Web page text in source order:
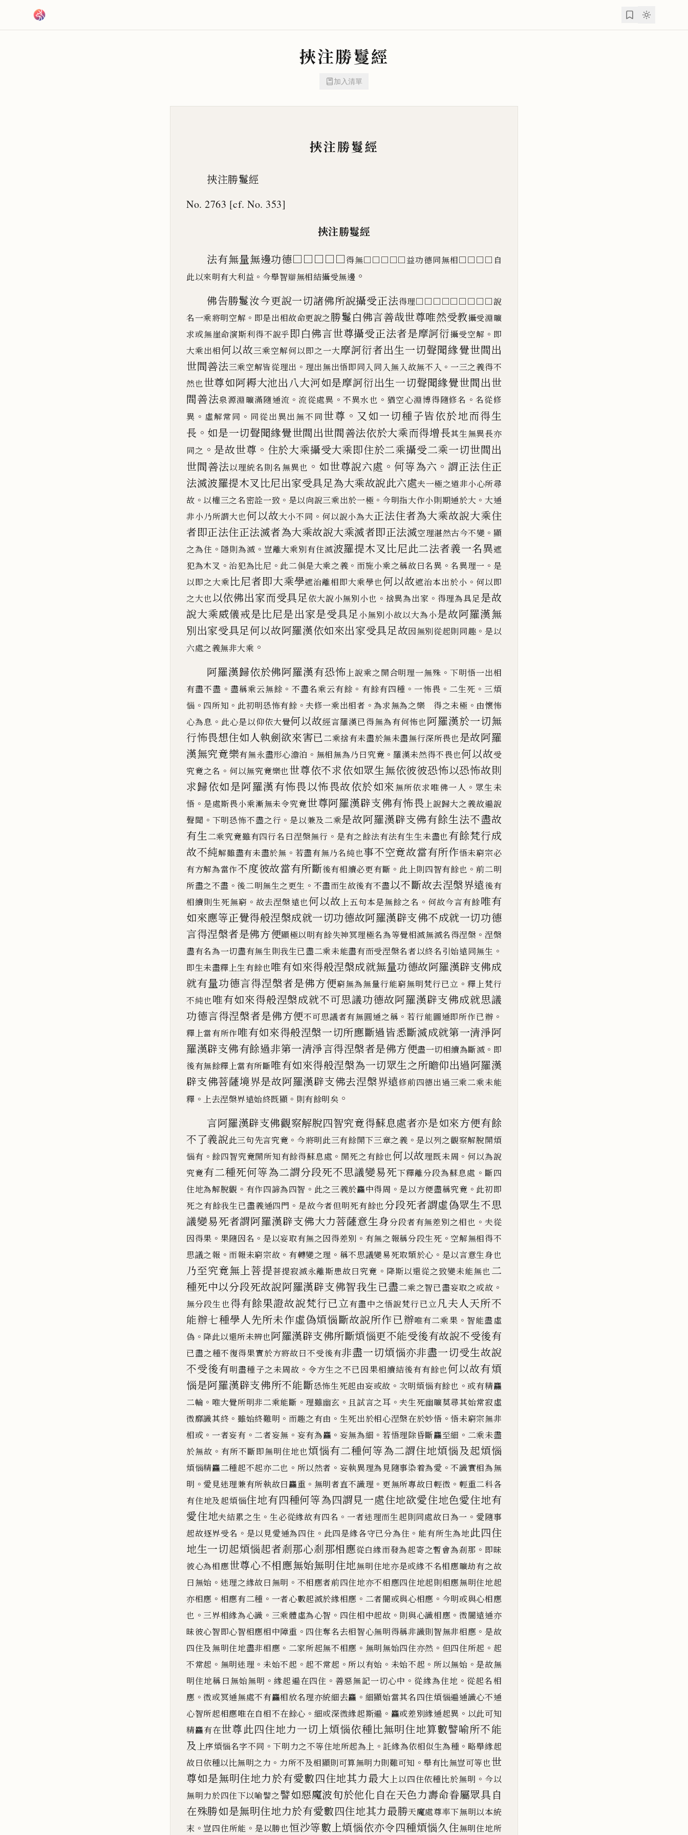
挾注勝鬘經
加入清單
挾注勝鬘經
挾注勝鬘經
No. 2763 [cf. No. 353]
挾注勝鬘經
法有無量無邊功德□□□□□得無□□□□□益功德同無相□□□□自
此以來明有大利益 。 今舉智辯無相結攝受無邊 。
佛告勝鬘汝今更說一切諸佛所說攝受正法得理□□□□□□□□□說
名一乘將明空解 。 即是出相故命更說之勝鬘白佛言善哉世尊唯然受教攝受淵曠
求或無崖命演斯利得不說乎即白佛言世尊攝受正法者是摩訶衍攝受空解 。 即
大乘出相何以故三乘空解何以即之一大摩訶衍者出生一切聲聞緣覺世間出
世間善法三乘空解皆從理出 。 理出無出悟即同入同入無入故無不入 。 一三之義得不
然也世尊如阿耨大池出八大河如是摩訶衍出生一切聲聞緣覺世間出世
間善法泉源淵曠滿隨通流 。 流從處異 。 不異水也 。猶空心淵博得隨修名 。 名從修
異 。 虛解常同 。 同從出異出無不同世尊 。 又如一切種子皆依於地而得生
長 。 如是一切聲聞緣覺世間出世間善法依於大乘而得增長其生無異長亦
同之 。 是故世尊 。 住於大乘攝受大乘即住於二乘攝受二乘一切世間出
世間善法以理統名則名無異也 。 如世尊說六處 。何等為六 。謂正法住正
法滅波羅提木叉比尼出家受具足為大乘故說此六處夫一極之道非小心所尋
故 。 以權三之名密詮一致 。 是以向說三乘出於一極 。 今明指大作小則期通於大 。 大通
非小乃所謂大也何以故大小不同 。 何以說小為大正法住者為大乘故說大乘住
者即正法住正法滅者為大乘故說大乘滅者即正法滅空理湛然古今不變 。 顯
之為住 。 隱則為滅 。 豈離大乘別有住滅波羅提木叉比尼此二法者義一名異遮
犯為木叉 。 治犯為比尼 。 此二俱是大乘之義 。而施小乘之稱故曰名異 。名異理一 。 是
以即之大乘比尼者即大乘學遮治離相即大乘學也何以故遮治本出於小 。 何以即
之大也以依佛出家而受具足依大說小無別小也 。 捨異為出家 。 得理為具足是故
說大乘威儀戒是比尼是出家是受具足小無別小故以大為小是故阿羅漢無
別出家受具足何以故阿羅漢依如來出家受具足故因無別從起則同趣 。 是以
六處之義無非大乘 。
阿羅漢歸依於佛阿羅漢有恐怖 上說乘之開合明理一無殊 。 下明悟一出相
有盡不盡 。 盡稱乘云無餘 。 不盡名乘云有餘 。 有餘有四種 。 一怖畏 。 二生死 。三煩
惱 。 四所知 。 此初明恐怖有餘 。夫修一乘出相者 。為求無為之樂 得之未極 。 由懷怖
心為息 。 此心是以仰依大覺何以故經言羅漢已得無為有何怖也阿羅漢於一切無
行怖畏想住如人執劍欲來害已二乘捨有未盡於無未盡無行深所畏也是故阿羅
漢無究竟樂有無永盡形心澹泊 。 無相無為乃曰究竟 。 羅漢未然得不畏也何以故受
究竟之名 。 何以無究竟樂也世尊依不求依如眾生無依彼彼恐怖以恐怖故則
求歸依如是阿羅漢有怖畏以怖畏故依於如來無所依求唯佛一人 。 眾生未
悟 。 是處斯畏小乘漸無未令究竟世尊阿羅漢辟支佛有怖畏 上說歸大之義故遍說
聲聞 。 下明恐怖不盡之行 。是以兼及二乘是故阿羅漢辟支佛有餘生法不盡故
有生二乘究竟雖有四行名曰涅槃無行 。 是有之餘法有法有生生未盡也有餘梵行成
故不純解雖盡有未盡於無 。 若盡有無乃名純也事不空竟故當有所作悟未窮宗必
有方解為當作不度彼故當有所斷後有相續必更有斷 。 此上則四智有餘也 。前二明
所盡之不盡 。 後二明無生之更生 。 不盡而生故後有不盡以不斷故去涅槃界遠後有
相續則生死無窮 。故去涅槃遠也何以故 上五句本是無餘之名 。 何故今言有餘唯有
如來應等正覺得般涅槃成就一切功德故阿羅漢辟支佛不成就一切功德
言得涅槃者是佛方便顯極以明有餘失神冥理極名為等覺相滅無滅名得涅槃 。 涅槃
盡有名為一切盡有無生則我生已盡二乘未能盡有而受涅槃名者以終名引始遠同無生 。
即生未盡釋上生有餘也唯有如來得般涅槃成就無量功德故阿羅漢辟支佛成
就有量功德言得涅槃者是佛方便窮無為無量行能窮無明梵行已立 。 釋上梵行
不純也唯有如來得般涅槃成就不可思議功德故阿羅漢辟支佛成就思議
功德言得涅槃者是佛方便不可思議者有無圓通之稱 。若行能圖通即所作已辦 。
釋 上當有所作唯有如來得般涅槃一切所應斷過皆悉斷滅成就第一清淨阿
羅漢辟支佛有餘過非第一清淨言得涅槃者是佛方便盡一切相續為斷滅 。 即
後有無餘釋上當有所斷唯有如來得般涅槃為一切眾生之所瞻仰出過阿羅漢
辟支佛菩薩境界是故阿羅漢辟支佛去涅槃界遠修前四德出過三乘二乘未能
釋 。 上去涅槃界遠始終既顯 。 則有餘明矣 。
言阿羅漢辟支佛觀察解脫四智究竟得蘇息處者亦是如來方便有餘
不了義說此三句先言究竟 。 今將明此三有餘開下三章之義 。是以列之觀察解脫開煩
惱有 。 餘四智究竟開所知有餘得蘇息處 。 開死之有餘也何以故理既未周 。 何以為說
究竟有二種死何等為二謂分段死不思議變易死下釋離分段為蘇息處 。 斷四
住地為解脫觀 。 有作四諦為四智 。 此之三義於麤中得周 。是以方便盡稱究竟 。 此初即
死之有餘我生已盡義通四門 。 是故今者但明死有餘也分段死者謂虛偽眾生不思
議變易死者謂阿羅漢辟支佛大力菩薩意生身分段者有無差別之相也 。 夫從
因得果 。 果隨因名 。 是以妄取有無之因得差別 。 有無之報稱分段生死 。空解無相得不
思議之報 。而報未窮宗故 。 有轉變之理 。 稱不思議變易死取類於心 。 是以言意生身也
乃至究竟無上菩提菩提寂滅永離斯患故曰究竟 。 降斯以還從之致變未能無也 二
種死中以分段死故說阿羅漢辟支佛智我生已盡二乘之智已盡妄取之或故 。
無分段生也得有餘果證故說梵行已立有盡中之悟說梵行已立凡夫人天所不
能辦七種學人先所未作虛偽煩惱斷故說所作已辦唯有二乘果 。 智能盡虛
偽 。 降此以還所未辨也阿羅漢辟支佛所斷煩惱更不能受後有故說不受後有
已盡之種不復得果實於方將故曰不受後有非盡一切煩惱亦非盡一切受生故說
不受後有明盡種子之未周故 。 令方生之不已因果相續結後有有餘也何以故有煩
惱是阿羅漢辟支佛所不能斷恐怖生死起由妄或故 。 次明煩惱有餘也 。或有精麤
二輪 。 唯大覺所明非二乘能斷 。理雖幽玄 。 且試言之耳 。夫生死幽曠莫尋其始常寂虛
微靡識其終 。 雖始終難明 。 而趣之有由 。 生死出於相心涅槃在於妙悟 。悟未窮宗無非
相或 。 一者妄有 。 二者妄無 。 妄有為麤 。 妄無為細 。若悟理除昏斷麤至細 。 二乘未盡
於無故 。 有所不斷即無明住地也煩惱有二種何等為二謂住地煩惱及起煩惱
煩惱精麤二種起不起亦二也 。 所以然者 。 妄執異理為見隨事染着為愛 。不識實相為無
明 。愛見迷理兼有所執故曰麤重 。 無明者直不識理 。更無所專故曰輕微 。 輕重二科各
有住地及起煩惱住地有四種何等為四謂見一處住地欲愛住地色愛住地有
愛住地夫結累之生 。生必從緣故有四名 。 一者迷理而生起則同處故曰為一 。愛隨事
起故逐界受名 。 是以見愛通為四住 。 此四是緣各守已分為住 。 能有所生為地此四住
地生一切起煩惱起者剎那心剎那相應從白緣而發為起寄之暫會為剎那 。 即昧
彼心為相應世尊心不相應無始無明住地無明住地亦是或緣不名相應曠劫有之故
曰無始 。 迷理之緣故曰無明 。 不相應者前四住地亦不相應四住地起則相應無明住地起
亦相應 。 相應有二種 。 一者心數起滅於緣相應 。 二者闇或與心相應 。 今明或與心相應
也 。三界相緣為心識 。 三乘體虛為心智 。 四住相中起故 。 則與心識相應 。 微闇遠通亦
昧彼心智即心智相應相中障重 。 四住奪名去相智心無明得稱非識則智無非相應 。 是故
四住及無明住地盡非相應 。 二家所起無不相應 。 無明無始四住亦然 。 但四住所起 。 起
不常起 。 無明迷理 。 未始不起 。起不常起 。 所以有始 。 未始不起 。 所以無始 。是故無
明住地稱曰無始無明 。緣起遍在四住 。 善惡無記一切心中 。 從緣為住地 。 從起名相
應 。微或冥通無處不有麤相放名理亦統細去麤 。 細顯始當其名四住煩惱遍通識心不通
心智所起相應唯在自相不在餘心 。 細或深微緣起斯遍 。 麤或差別緣通起異 。 以此可知
精麤有在世尊此四住地力一切上煩惱依種比無明住地算數譬喻所不能
及 上序煩惱名字不同 。下明力之不等住地所起為上 。託緣為依相似生為種 。 略舉緣起
故曰依種以比無明之力 。 力所不及相顯則可算無明力則難可知 。舉有比無豈可等也世
尊如是無明住地力於有愛數四住地其力最大 上以四住依種比於無明 。 今以
無明力於四住下以喻譬之譬如惡魔波旬於他化自在天色力壽命眷屬眾具自
在殊勝如是無明住地力於有愛數四住地其力最勝天魔處尊率下無明以本統
末 。豈四住所能 。 是以勝也恒沙等數上煩惱依亦令四種煩惱久住無明住地所